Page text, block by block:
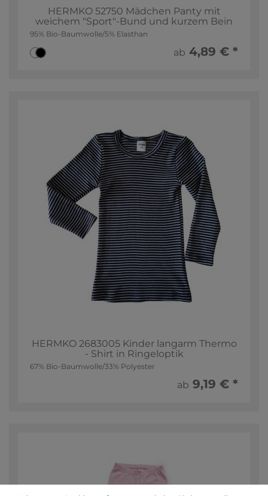
HERMKO 52750 Mädchen Panty mit
weichem "Sport"-Bund und kurzem Bein
95% Bio-Baumwolle/5% Elasthan
ab 4,89 € *
HERMKO 2683005 Kinder langarm Thermo
- Shirt in Ringeloptik
67% Bio-Baumwolle/33% Polyester
ab 9,19 € *